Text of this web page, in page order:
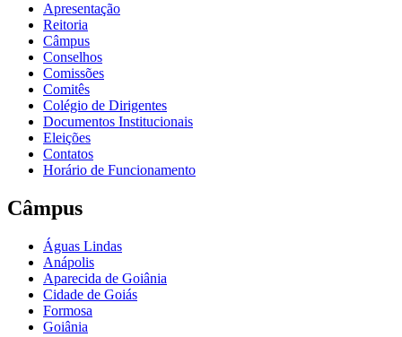
Apresentação
Reitoria
Câmpus
Conselhos
Comissões
Comitês
Colégio de Dirigentes
Documentos Institucionais
Eleições
Contatos
Horário de Funcionamento
Câmpus
Águas Lindas
Anápolis
Aparecida de Goiânia
Cidade de Goiás
Formosa
Goiânia